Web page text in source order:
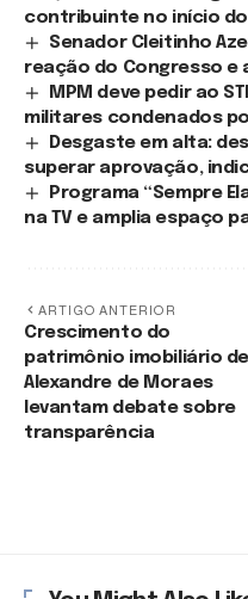
contribuinte no início
Senador Cleitinho
reação do Congresso
MPM deve pedir ao
militares condenados
Desgaste em alta:
superar aprovação,
Programa “Sempre
na TV e amplia espaço
ARTIGO ANTERIOR
Crescimento do
patrimônio imobiliário de
Alexandre de Moraes
levantam debate sobre
transparência